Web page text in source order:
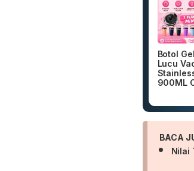
Botol
Lucu
900ML
BACA
Nilai